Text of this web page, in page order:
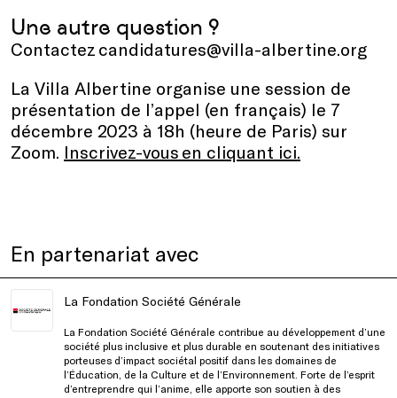
Une autre question ?
Contactez candidatures@villa-albertine.org
La Villa Albertine organise une session de
présentation de l’appel (en français) le 7
décembre 2023 à 18h (heure de Paris) sur
Zoom. Inscrivez-vous en cliquant ici.
En partenariat avec
La Fondation Société Générale
La Fondation Société Générale contribue au développement d’une
société plus inclusive et plus durable en soutenant des initiatives
porteuses d’impact sociétal positif dans les domaines de
l’Éducation, de la Culture et de l’Environnement. Forte de l’esprit
d’entreprendre qui l’anime, elle apporte son soutien à des